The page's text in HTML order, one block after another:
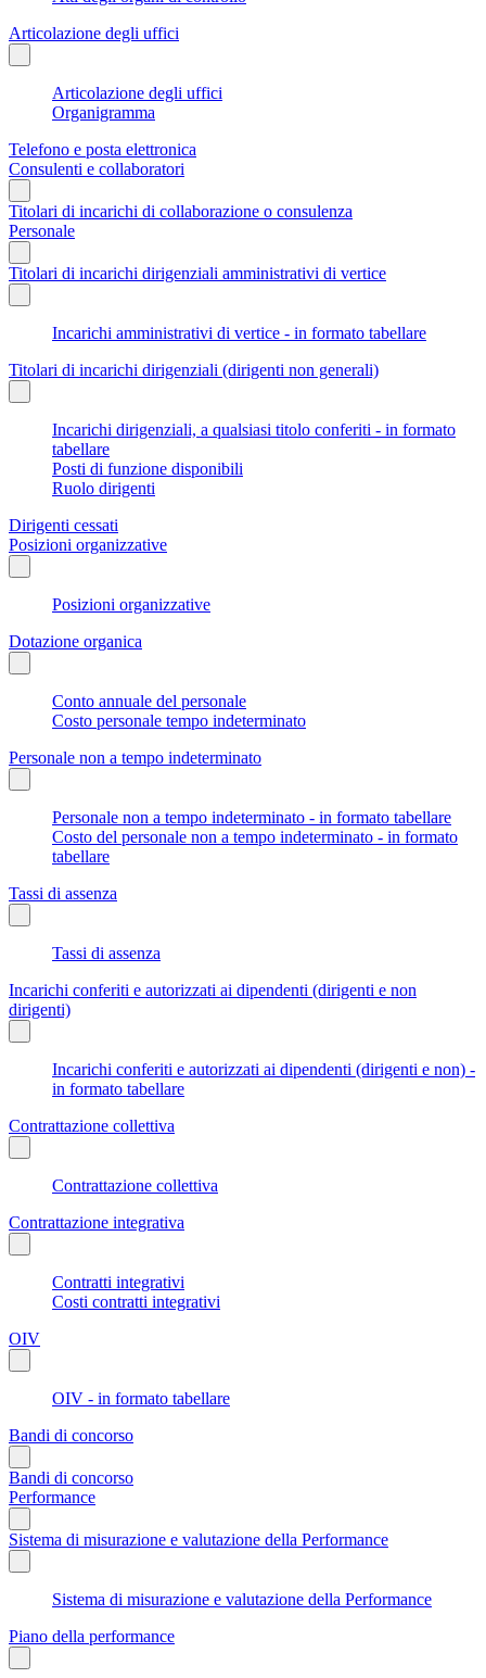
Articolazione degli uffici
Articolazione degli uffici
Organigramma
Telefono e posta elettronica
Consulenti e collaboratori
Titolari di incarichi di collaborazione o consulenza
Personale
Titolari di incarichi dirigenziali amministrativi di vertice
Incarichi amministrativi di vertice - in formato tabellare
Titolari di incarichi dirigenziali (dirigenti non generali)
Incarichi dirigenziali, a qualsiasi titolo conferiti - in formato
tabellare
Posti di funzione disponibili
Ruolo dirigenti
Dirigenti cessati
Posizioni organizzative
Posizioni organizzative
Dotazione organica
Conto annuale del personale
Costo personale tempo indeterminato
Personale non a tempo indeterminato
Personale non a tempo indeterminato - in formato tabellare
Costo del personale non a tempo indeterminato - in formato
tabellare
Tassi di assenza
Tassi di assenza
Incarichi conferiti e autorizzati ai dipendenti (dirigenti e non
dirigenti)
Incarichi conferiti e autorizzati ai dipendenti (dirigenti e non) -
in formato tabellare
Contrattazione collettiva
Contrattazione collettiva
Contrattazione integrativa
Contratti integrativi
Costi contratti integrativi
OIV
OIV - in formato tabellare
Bandi di concorso
Bandi di concorso
Performance
Sistema di misurazione e valutazione della Performance
Sistema di misurazione e valutazione della Performance
Piano della performance